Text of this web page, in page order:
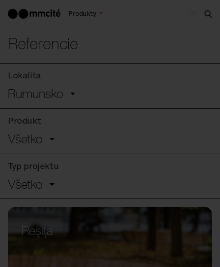
Produkty
Menu
Referencie
Lokalita
Rumunsko
Produkt
Všetko
Typ projektu
Všetko
Reșița